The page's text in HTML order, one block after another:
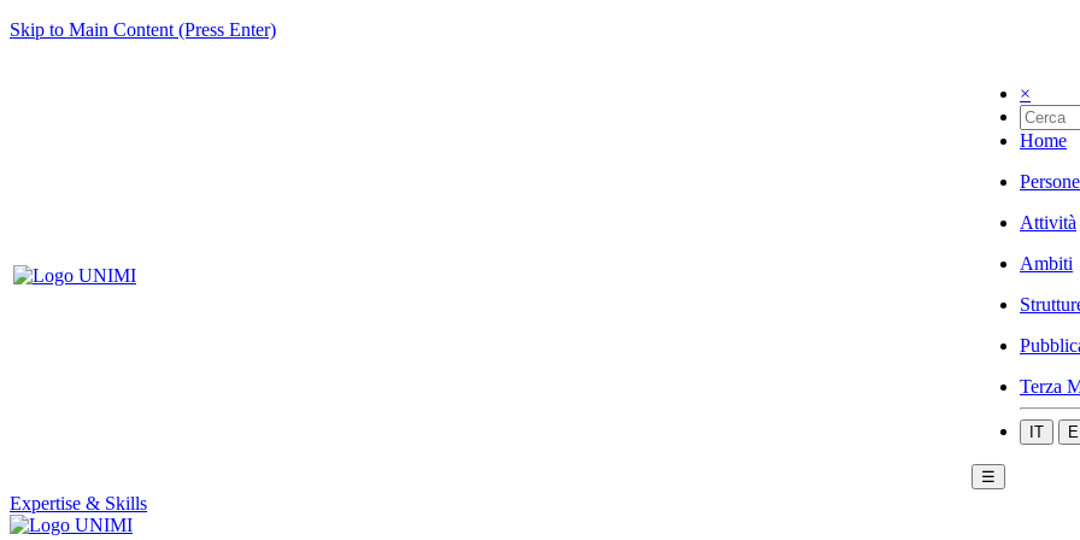
Skip to Main Content (Press Enter)
×
Home
Persone
Attività
Ambiti
Terza
IT
☰
Expertise & Skills